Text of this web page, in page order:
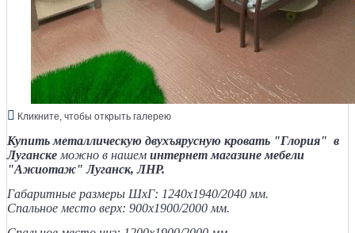
Кликните, чтобы открыть галерею
Купить металлическую двухъярусную кровать "Глория" в
Луганске можно в нашем интернет магазине мебели
"Ажиотаж" Луганск, ЛНР.
Габаритные размеры ШхГ: 1240х1940/2040 мм.
Спальное место верх: 900х1900/2000 мм.